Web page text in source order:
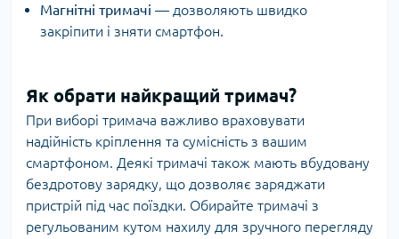
Магнітні тримачі — дозволяють швидко
закріпити і зняти смартфон.
Як обрати найкращий тримач?
При виборі тримача важливо враховувати
надійність кріплення та сумісність з вашим
смартфоном. Деякі тримачі також мають вбудовану
бездротову зарядку, що дозволяє заряджати
пристрій під час поїздки. Обирайте тримачі з
регульованим кутом нахилу для зручного перегляду